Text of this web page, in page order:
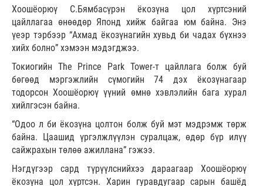
Хоошёорюү С.Бямбасүрэн ёкозүна цол хүртсэний
цайллагаа өнөөдөр Японд хийж байгаа юм байна. Энэ
үеэр тэрбээр “Ахмад ёкозүнагийн хувьд би чадах бүхнээ
хийх болно” хэмээн мэдэгджээ.
Токиогийн The Prince Park Tower-т цайллага болж буй
бөгөөд мэргэжлийн сүмогийн 74 дэх ёкозүнагаар
тодорсон Хоошёорюү үүний өмнө хэвлэлийн бага хурал
хийлгэсэн байна.
“Одоо л би ёкозүна цолтон болж буй мэт мэдрэмж төрж
байна. Цаашид үргэлжлүүлэн суралцаж, өдөр бүр илүү
сайжрахын төлөө ажиллана” гэжээ.
Нэгдүгээр сард түрүүлснийхээ дараагаар Хоошёорюү
ёкозүна цол хүртсэн. Харин гуравдугаар сарын башёд